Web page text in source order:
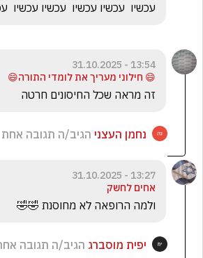
עכשיו  עכשיו עכשיו  עכשיו עכשיו
13:54 - 31.10.2025
😄 חילוני מעריך את לומדי התורה😄
זה מראה שכל החיסונים חרטה
נחמן העצני הגיב/ה תגובה אחת
13:27 - 31.10.2025
אחים לחשק
ולמה הרופאה לא מחוסנת 🤣🤣
יפית מוסברג הגיב/ה תגובה